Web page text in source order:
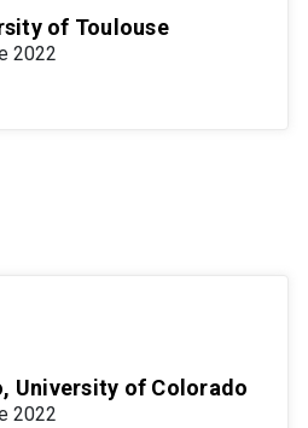
of Toulouse
2022
University of Colorado
2022